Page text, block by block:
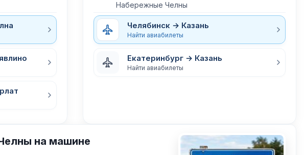
Набережные Челны
Челябинск → Казань
Найти авиабилеты
Екатеринбург → Казань
Найти авиабилеты
на машине